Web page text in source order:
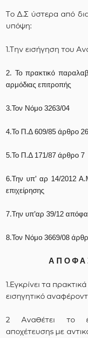
Το Δ.Σ ύστερα από
υπόψη:
1.Την εισήγηση του
2. Το πρακτικό
αρμόδιας επιτροπής
3.Τον Νόμο 3263/04
4.Το Π.Δ 609/85 άρθρο 26
5.Το Π.Δ 171/87 άρθρο 7
6.Την υπ’ αρ 14/2012
επιχείρησης
7.Την υπ’αρ 39/12
8.Τον Νόμο 3669/08
Α Π Ο Φ Α
1.Εγκρίνει τα
εισηγητικό
2 Αναθέτει το
αποχέτευσης με